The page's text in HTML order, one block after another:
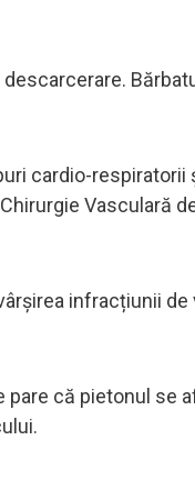
cardio-respiratorii
Vasculară
infracțiunii de
că pietonul se